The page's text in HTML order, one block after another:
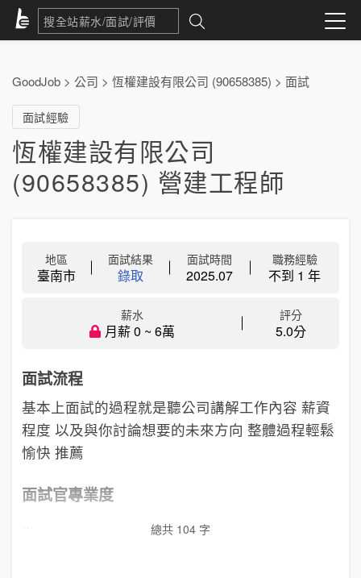
GoodJob > 公司 > 恆權建設有限公司 (90658385) > 面試
面試經驗
恆權建設有限公司
(90658385) 營建工程師
地區
臺南市
面試結果
錄取
面試時間
2025.07
職務經驗
不到 1 年
薪水
月薪 0 ~ 6萬
評分
5.0分
面試流程
基本上面試的過程就是聽公司講解工作內容 薪資
程度 以及與你討論想要的未來方向 整體過程輕鬆
愉快 推薦
面試官專業度
總共 104 字